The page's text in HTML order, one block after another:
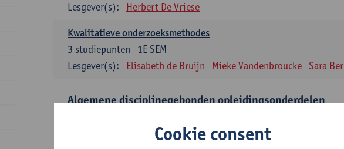
Lesgever(s):
Herbert De Vriese
Kwalitatieve onderzoeksmethodes
1E SEM
3 studiepunten
Lesgever(s):
Elisabeth de Bruijn Mieke Vandenbroucke Sara
Algemene disciplinegebonden opleidingsonderdelen
Literatuur en diversiteitCookie consent